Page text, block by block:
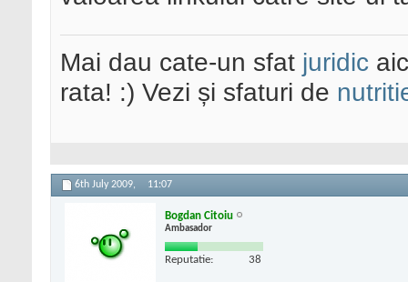
Mai dau cate-un sfat juridic
rata! :) Vezi și sfaturi de
6th July 2009, 11:07
Bogdan Citoiu
Ambasador
Reputatie: 38